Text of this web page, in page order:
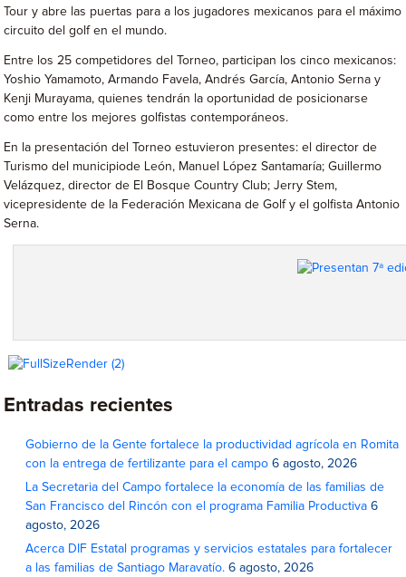
Tour y abre las puertas para a los jugadores mexicanos para el máximo
circuito del golf en el mundo.
Entre los 25 competidores del Torneo, participan los cinco mexicanos:
Yoshio Yamamoto, Armando Favela, Andrés García, Antonio Serna y
Kenji Murayama, quienes tendrán la oportunidad de posicionarse
como entre los mejores golfistas contemporáneos.
En la presentación del Torneo estuvieron presentes: el director de
Turismo del municipiode León, Manuel López Santamaría; Guillermo
Velázquez, director de El Bosque Country Club; Jerry Stem,
vicepresidente de la Federación Mexicana de Golf y el golfista Antonio
Serna.
Entradas recientes
Gobierno de la Gente fortalece la productividad agrícola en Romita
con la entrega de fertilizante para el campo 6 agosto, 2026
La Secretaria del Campo fortalece la economía de las familias de
San Francisco del Rincón con el programa Familia Productiva 6
agosto, 2026
Acerca DIF Estatal programas y servicios estatales para fortalecer
a las familias de Santiago Maravatío. 6 agosto, 2026